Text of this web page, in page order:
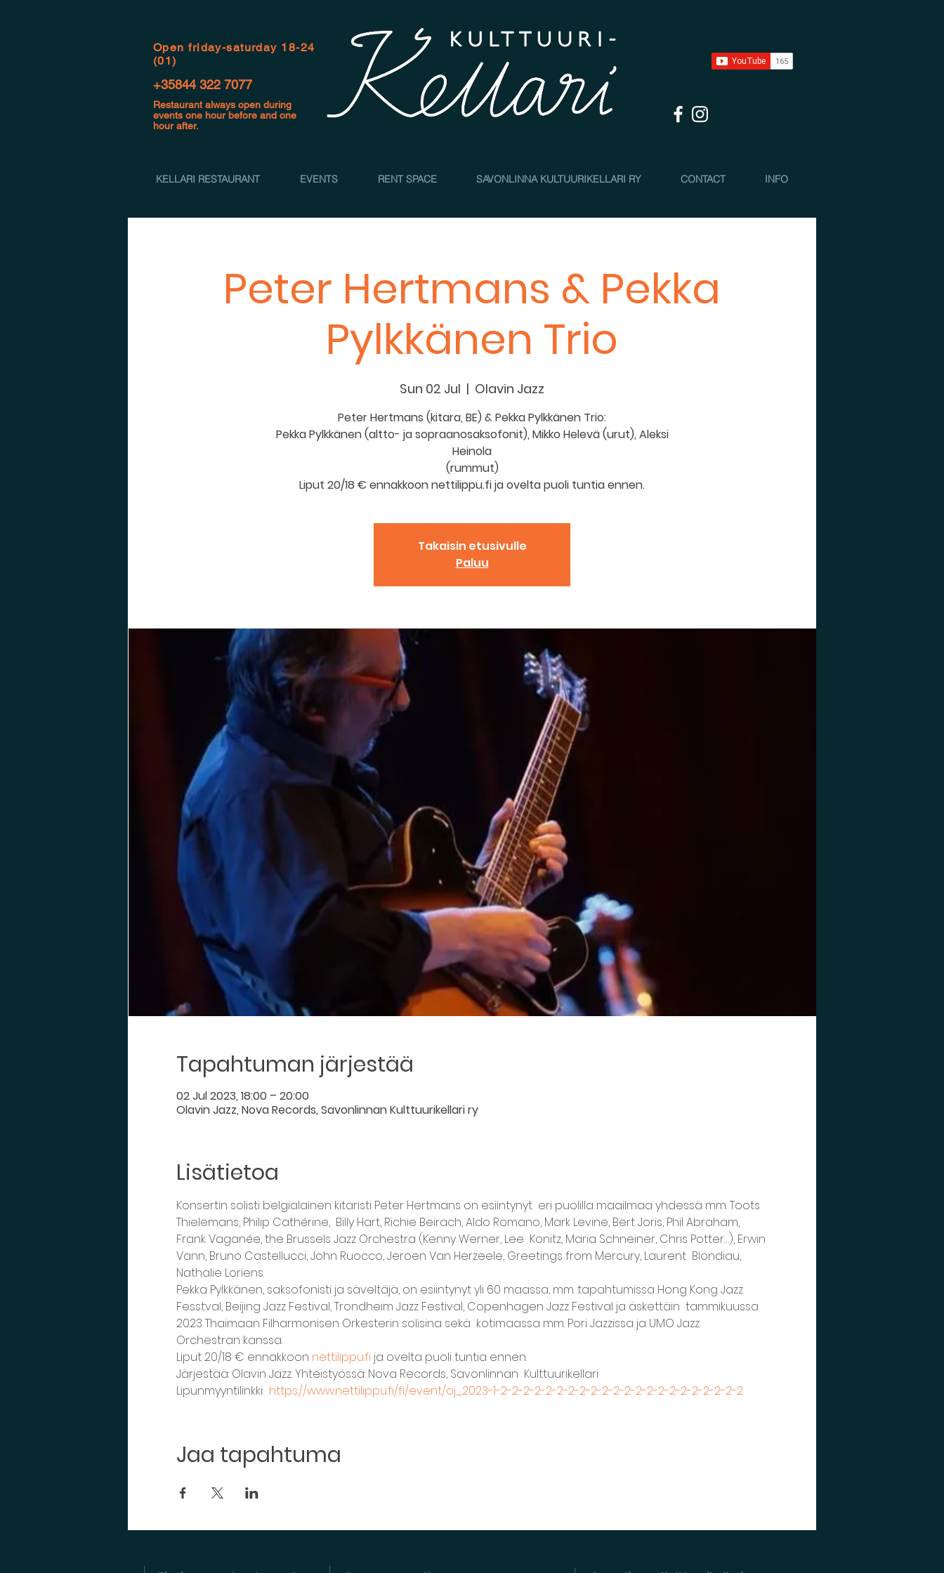
Open friday-saturday 18-24
(01)
+35844 322 7077
Restaurant always open during
events one hour before and one
hour after.
KELLARI RESTAURANT EVENTS RENT SPACE SAVONLINNA KULTUURIKELLARI RY CONTACT INFO
Peter Hertmans & Pekka
Pylkkänen Trio
Sun 02 Jul
  |
Olavin Jazz
Peter Hertmans (kitara, BE) & Pekka Pylkkänen Trio:
Pekka Pylkkänen (altto- ja sopraanosaksofonit), Mikko Helevä (urut), Aleksi
Heinola
(rummut)
Liput 20/18 € ennakkoon nettilippu.fi ja ovelta puoli tuntia ennen.
Takaisin etusivulle
Paluu
Tapahtuman järjestää
02 Jul 2023, 18:00 – 20:00
Olavin Jazz, Nova Records, Savonlinnan Kulttuurikellari ry
Lisätietoa
Konsertin solisti belgialainen kitaristi Peter Hertmans on esiintynyt  eri puolilla maailmaa yhdessä mm. Toots
Thielemans, Philip Cathérine,  Billy Hart, Richie Beirach, Aldo Romano, Mark Levine, Bert Joris, Phil Abraham,
Frank Vaganée, the Brussels Jazz Orchestra (Kenny Werner, Lee  Konitz, Maria Schneiner, Chris Potter…), Erwin
Vann, Bruno Castellucci, John Ruocco, Jeroen Van Herzeele, Greetings from Mercury, Laurent  Blondiau,
Nathalie Loriens.
Pekka Pylkkänen, saksofonisti ja säveltäjä, on esiintynyt yli 60 maassa, mm. tapahtumissa Hong Kong Jazz
Fesstval, Beijing Jazz Festival, Trondheim Jazz Festival, Copenhagen Jazz Festival ja äskettäin  tammikuussa
2023 Thaimaan Filharmonisen Orkesterin solisina sekä  kotimaassa mm. Pori Jazzissa ja UMO Jazz
Orchestran kanssa.
Liput 20/18 € ennakkoon nettilippu.fi ja ovelta puoli tuntia ennen.
Järjestää: Olavin Jazz. Yhteistyössä: Nova Records, Savonlinnan  Kulttuurikellari
Lipunmyyntilinkki: https://www.nettilippu.fi/fi/event/oj_2023-1-2-2-2-2-2-2-2-2-2-2-2-2-2-2-2-2-2-2-2-2-2-2
Jaa tapahtuma